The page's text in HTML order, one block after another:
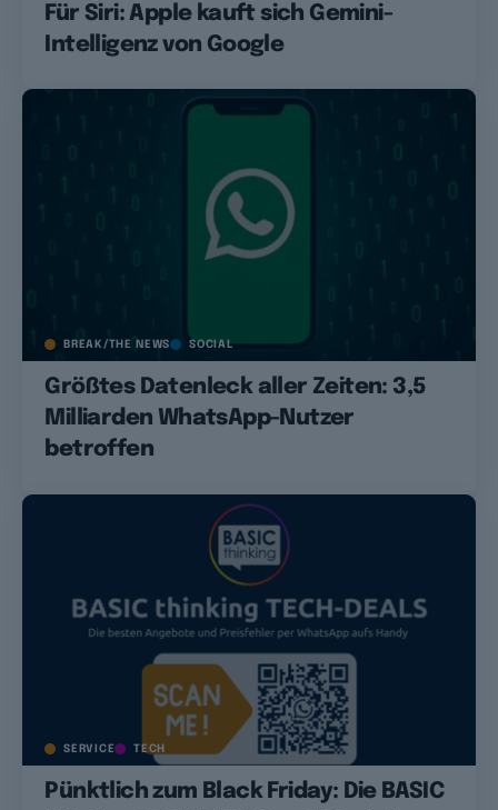
Für Siri: Apple kauft sich Gemini-
Intelligenz von Google
BREAK/THE NEWS SOCIAL
Größtes Datenleck aller Zeiten: 3,5
Milliarden WhatsApp-Nutzer
betroffen
SERVICE TECH
Pünktlich zum Black Friday: Die BASIC